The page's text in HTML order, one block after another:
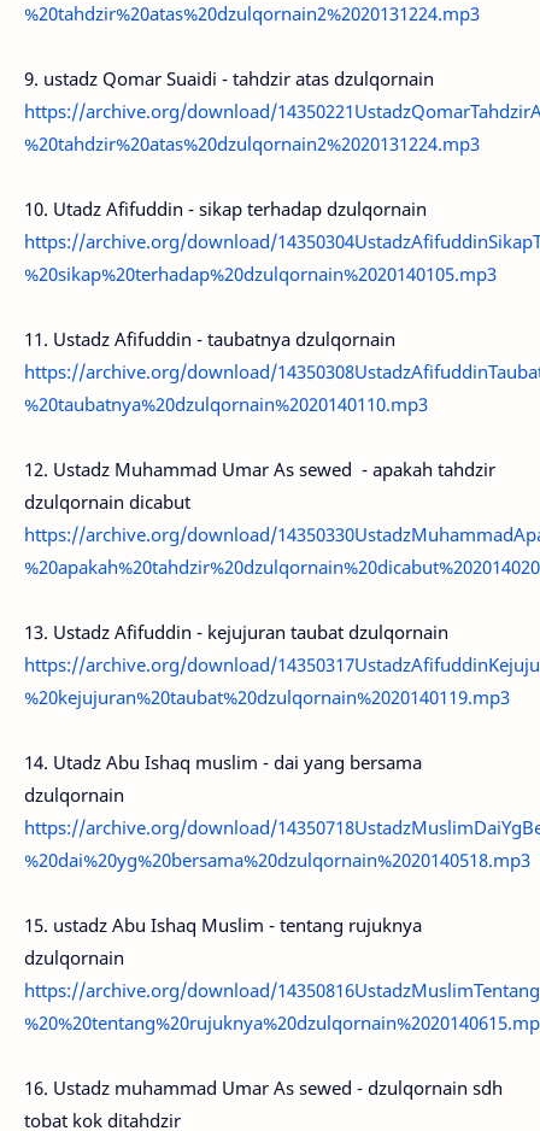
%20tahdzir%20atas%20dzulqornain2%2020131224.mp3
9. ustadz Qomar Suaidi - tahdzir atas dzulqornain
https://archive.org/download/
%20tahdzir%20atas%20dzulqornain2%2020131224.mp3
10. Utadz Afifuddin - sikap terhadap dzulqornain
https://archive.org/download/
%20sikap%20terhadap%20dzulqornain%2020140105.mp3
11. Ustadz Afifuddin - taubatnya dzulqornain
https://archive.org/download/
%20taubatnya%20dzulqornain%2020140110.mp3
12. Ustadz Muhammad Umar As sewed - apakah tahdzir
dzulqornain dicabut
https://archive.org/download/
13. Ustadz Afifuddin - kejujuran taubat dzulqornain
https://archive.org/download/
%20kejujuran%20taubat%20dzulqornain%2020140119.mp3
14. Utadz Abu Ishaq muslim - dai yang bersama
dzulqornain
https://archive.org/download/
%20dai%20yg%20bersama%20dzulqornain%2020140518.mp3
15. ustadz Abu Ishaq Muslim - tentang rujuknya
dzulqornain
https://archive.org/download/
16. Ustadz muhammad Umar As sewed - dzulqornain sdh
tobat kok ditahdzir